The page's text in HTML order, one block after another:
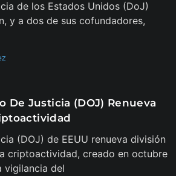
de los Estados Unidos (DoJ)
y a dos de sus cofundadores,
De Justicia (DOJ) Renueva
(DOJ) de EEUU renueva división
criptoactividad, creado en octubre
vigilancia del